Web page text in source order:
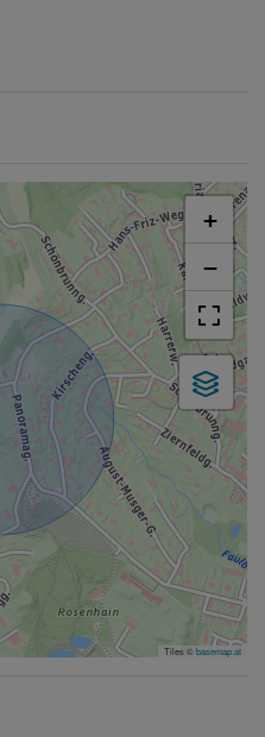
+
−
Tiles ©basemap.at